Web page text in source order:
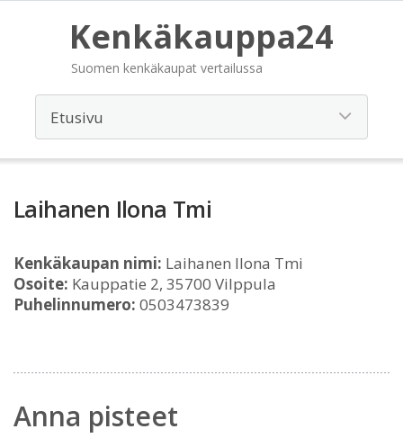
Kenkäkauppa24
Suomen kenkäkaupat vertailussa
Laihanen Ilona Tmi
Kenkäkaupan nimi: Laihanen Ilona Tmi
Osoite: Kauppatie 2, 35700 Vilppula
Puhelinnumero: 0503473839
Anna pisteet